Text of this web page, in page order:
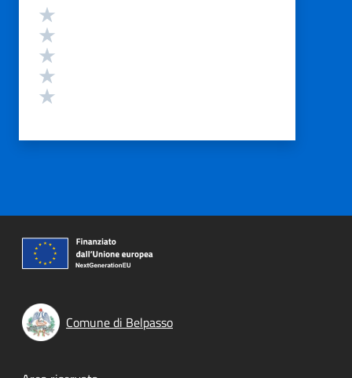
Valutazione
Comune di Belpasso